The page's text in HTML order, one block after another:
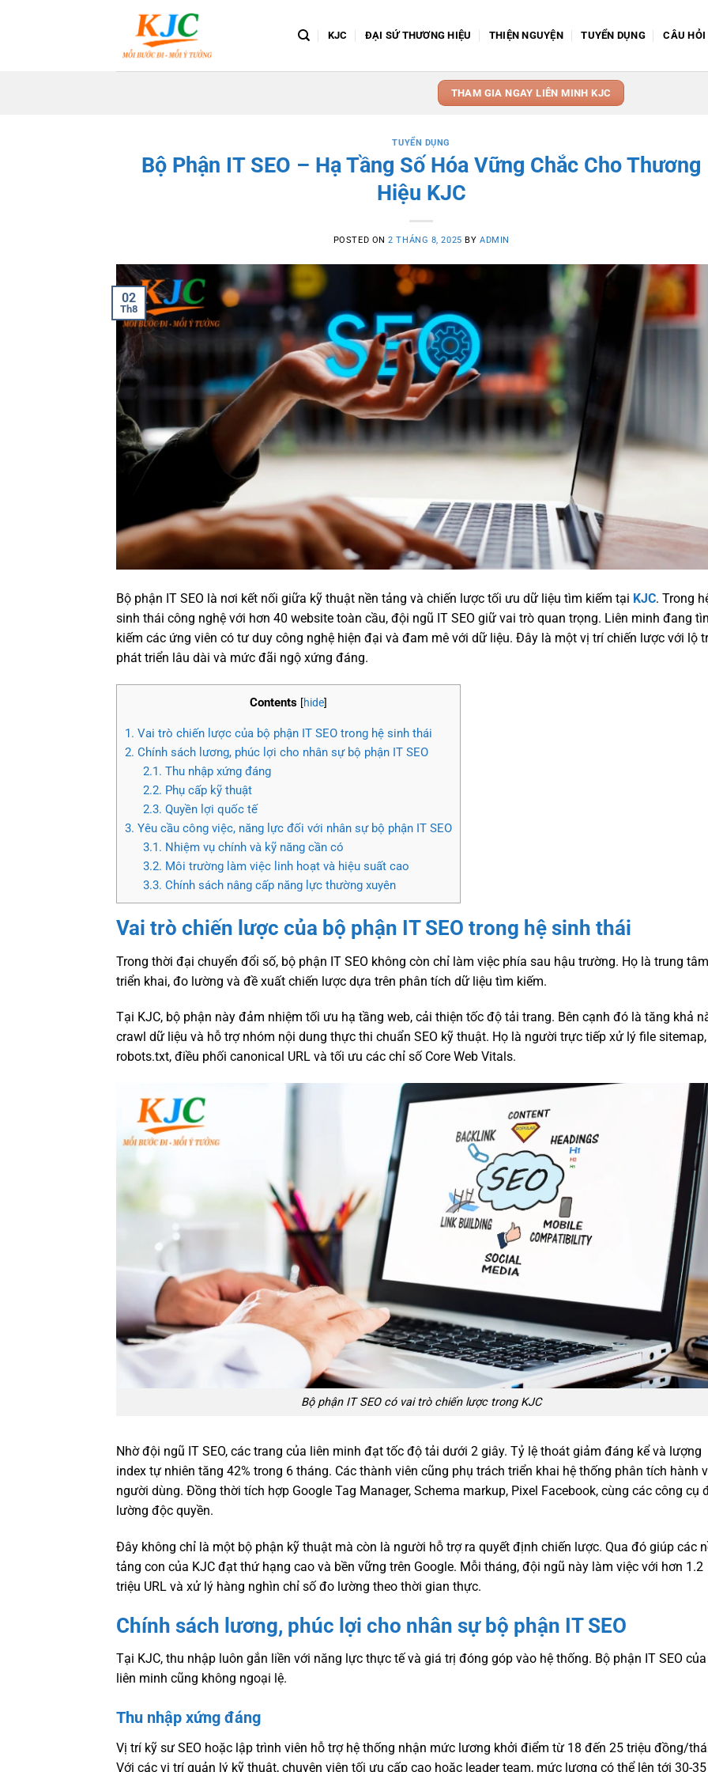
KJC ĐẠI SỨ THƯƠNG HIỆU THIỆN NGUYỆN TUYỂN DỤNG CÂU HỎI
THAM GIA NGAY LIÊN MINH KJC
TUYỂN DỤNG
Bộ Phận IT SEO – Hạ Tầng Số Hóa Vững Chắc Cho Thương
Hiệu KJC
POSTED ON2 THÁNG 8, 2025 BY ADMIN
02
Th8
Bộ phận IT SEO là nơi kết nối giữa kỹ thuật nền tảng và chiến lược tối ưu dữ liệu tìm kiếm tại KJC. Trong
sinh thái công nghệ với hơn 40 website toàn cầu, đội ngũ IT SEO giữ vai trò quan trọng. Liên minh đang
kiếm các ứng viên có tư duy công nghệ hiện đại và đam mê với dữ liệu. Đây là một vị trí chiến lược với lộ
phát triển lâu dài và mức đãi ngộ xứng đáng.
Contents [hide]
1. Vai trò chiến lược của bộ phận IT SEO trong hệ sinh thái
2. Chính sách lương, phúc lợi cho nhân sự bộ phận IT SEO
2.1. Thu nhập xứng đáng
2.2. Phụ cấp kỹ thuật
2.3. Quyền lợi quốc tế
3. Yêu cầu công việc, năng lực đối với nhân sự bộ phận IT SEO
3.1. Nhiệm vụ chính và kỹ năng cần có
3.2. Môi trường làm việc linh hoạt và hiệu suất cao
3.3. Chính sách nâng cấp năng lực thường xuyên
Vai trò chiến lược của bộ phận IT SEO trong hệ sinh thái
Trong thời đại chuyển đổi số, bộ phận IT SEO không còn chỉ làm việc phía sau hậu trường. Họ là trung tâm
triển khai, đo lường và đề xuất chiến lược dựa trên phân tích dữ liệu tìm kiếm.
Tại KJC, bộ phận này đảm nhiệm tối ưu hạ tầng web, cải thiện tốc độ tải trang. Bên cạnh đó là tăng khả
crawl dữ liệu và hỗ trợ nhóm nội dung thực thi chuẩn SEO kỹ thuật. Họ là người trực tiếp xử lý file sitemap,
robots.txt, điều phối canonical URL và tối ưu các chỉ số Core Web Vitals.
Bộ phận IT SEO có vai trò chiến lược trong KJC
Nhờ đội ngũ IT SEO, các trang của liên minh đạt tốc độ tải dưới 2 giây. Tỷ lệ thoát giảm đáng kể và lượng
index tự nhiên tăng 42% trong 6 tháng. Các thành viên cũng phụ trách triển khai hệ thống phân tích hành
người dùng. Đồng thời tích hợp Google Tag Manager, Schema markup, Pixel Facebook, cùng các công cụ
lường độc quyền.
Đây không chỉ là một bộ phận kỹ thuật mà còn là người hỗ trợ ra quyết định chiến lược. Qua đó giúp các
tảng con của KJC đạt thứ hạng cao và bền vững trên Google. Mỗi tháng, đội ngũ này làm việc với hơn 1.2
triệu URL và xử lý hàng nghìn chỉ số đo lường theo thời gian thực.
Chính sách lương, phúc lợi cho nhân sự bộ phận IT SEO
Tại KJC, thu nhập luôn gắn liền với năng lực thực tế và giá trị đóng góp vào hệ thống. Bộ phận IT SEO của
liên minh cũng không ngoại lệ.
Thu nhập xứng đáng
Vị trí kỹ sư SEO hoặc lập trình viên hỗ trợ hệ thống nhận mức lương khởi điểm từ 18 đến 25 triệu đồng/
Với các vị trí quản lý kỹ thuật, chuyên viên tối ưu cấp cao hoặc leader team, mức lương có thể lên tới 30-35